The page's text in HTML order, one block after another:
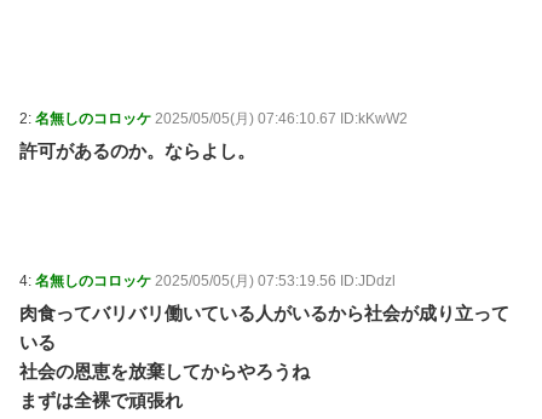
2: 名無しのコロッケ 2025/05/05(月) 07:46:10.67 ID:kKwW2
許可があるのか。ならよし。
4: 名無しのコロッケ 2025/05/05(月) 07:53:19.56 ID:JDdzl
肉食ってバリバリ働いている人がいるから社会が成り立って
いる
社会の恩恵を放棄してからやろうね
まずは全裸で頑張れ